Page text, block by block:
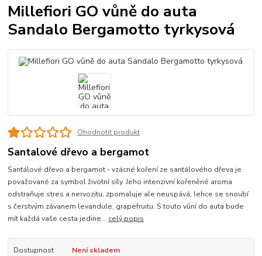
Millefiori GO vůně do auta
Sandalo Bergamotto tyrkysová
Ohodnotit produkt
Santalové dřevo a bergamot
Santálové dřevo a bergamot - vzácné koření ze santálového dřeva je
považované za symbol životní síly. Jeho intenzivní kořeněné aroma
odstraňuje stres a nervozitu, zpomaluje ale neuspává, lehce se snoubí
s čerstvým závanem levandule, grapefruitu. S touto vůní do auta bude
mít každá vaše cesta jedine... celý popis
Dostupnost Není skladem